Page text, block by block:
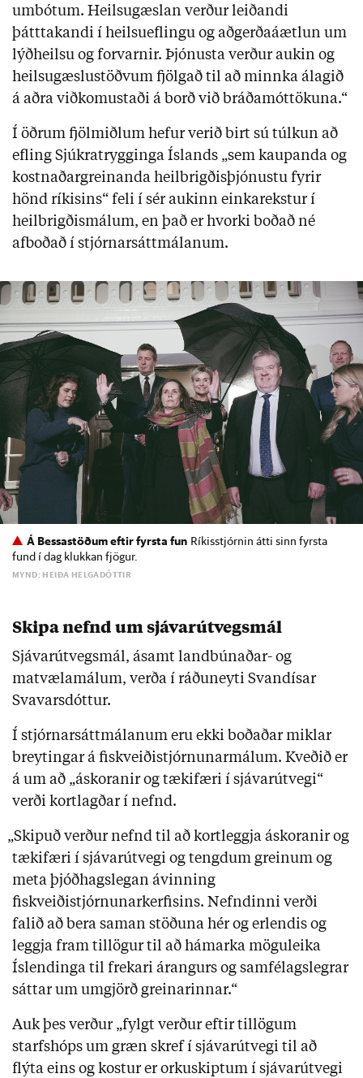
umbótum. Heilsugæslan verður leiðandi
þátttakandi í heilsueflingu og aðgerðaáætlun um
lýðheilsu og forvarnir. Þjónusta verður aukin og
heilsugæslustöðvum fjölgað til að minnka álagið
á aðra viðkomustaði á borð við bráðamóttökuna.“
Í öðrum fjölmiðlum hefur verið birt sú túlkun að
efling Sjúkratrygginga Íslands „sem kaupanda og
kostnaðargreinanda heilbrigðisþjónustu fyrir
hönd ríkisins“ feli í sér aukinn einkarekstur í
heilbrigðismálum, en það er hvorki boðað né
afboðað í stjórnarsáttmálanum.
Á Bessastöðum eftir fyrsta fun Ríkisstjórnin átti sinn fyrsta
fund í dag klukkan fjögur.
MYND: HEIÐA HELGADÓTTIR
Skipa nefnd um sjávarútvegsmál
Sjávarútvegsmál, ásamt landbúnaðar- og
matvælamálum, verða í ráðuneyti Svandísar
Svavarsdóttur.
Í stjórnarsáttmálanum eru ekki boðaðar miklar
breytingar á fiskveiðistjórnunarmálum. Kveðið er
á um að „áskoranir og tækifæri í sjávarútvegi“
verði kortlagðar í nefnd.
„Skipuð verður nefnd til að kortleggja áskoranir og
tækifæri í sjávarútvegi og tengdum greinum og
meta þjóðhagslegan ávinning
fiskveiðistjórnunarkerfisins. Nefndinni verði
falið að bera saman stöðuna hér og erlendis og
leggja fram tillögur til að hámarka möguleika
Íslendinga til frekari árangurs og samfélagslegrar
sáttar um umgjörð greinarinnar.“
Auk þes verður „fylgt verður eftir tillögum
starfshóps um græn skref í sjávarútvegi til að
flýta eins og kostur er orkuskiptum í sjávarútvegi